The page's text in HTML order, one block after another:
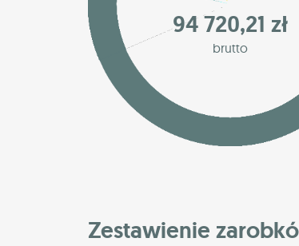
94 720,21 zł
brutto
Zestawienie